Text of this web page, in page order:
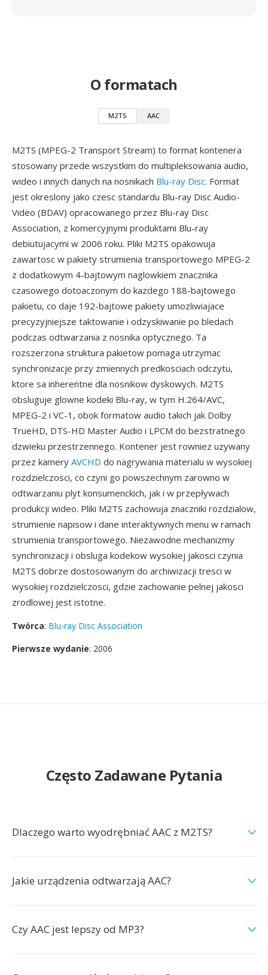
O formatach
M2TS AAC
M2TS (MPEG-2 Transport Stream) to format kontenera
stosowany przede wszystkim do multipleksowania audio,
wideo i innych danych na nosnikach Blu-ray Disc. Format
jest okreslony jako czesc standardu Blu-ray Disc Audio-
Video (BDAV) opracowanego przez Blu-ray Disc
Association, z komercyjnymi produktami Blu-ray
debiutujacymi w 2006 roku. Pliki M2TS opakowuja
zawartosc w pakiety strumienia transportowego MPEG-2
z dodatkowym 4-bajtowym naglowkiem znacznika
czasowego dotoaczonym do kazdego 188-bajtowego
pakietu, co daje 192-bajtowe pakiety umozliwiajace
precyzyjniejsze taktowanie i odzyskiwanie po bledach
podczas odtwarzania z nosnika optycznego. Ta
rozszerzona struktura pakietow pomaga utrzymac
synchronizacje przy zmiennych predkosciach odczytu,
ktore sa inherentne dla nosnikow dyskowych. M2TS
obsluguje glowne kodeki Blu-ray, w tym H.264/AVC,
MPEG-2 i VC-1, obok formatow audio takich jak Dolby
TrueHD, DTS-HD Master Audio i LPCM do bezstratnego
dzwieku przestrzennego. Kontener jest rowniez uzywany
przez kamery AVCHD do nagrywania materialu w wysokiej
rozdzielczosci, co czyni go powszechnym zarowno w
odtwarzaniu plyt konsumenckich, jak i w przepływach
produkcji wideo. Pliki M2TS zachowuja znaczniki rozdzialow,
strumienie napisow i dane interaktywnych menu w ramach
strumienia transportowego. Niezawodne mechanizmy
synchronizacji i obsluga kodekow wysokiej jakosci czynia
M2TS dobrze dostosowanym do archiwizacji tresci w
wysokiej rozdzielczosci, gdzie zachowanie pelnej jakosci
zrodlowej jest istotne.
Twórca: Blu-ray Disc Association
Pierwsze wydanie: 2006
Często Zadawane Pytania
Dlaczego warto wyodrębniać AAC z M2TS?
Jakie urządzenia odtwarzają AAC?
Czy AAC jest lepszy od MP3?